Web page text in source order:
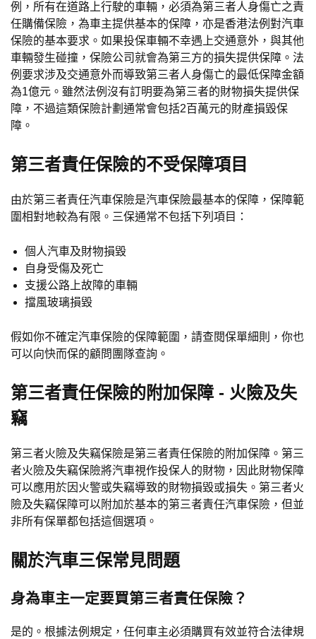
例，所有在道路上行駛的車輛，必須為第三者人身傷亡之責
任購備保險，為車主提供基本的保障，亦是香港法例對汽車
保險的基本要求。如果投保車輛不幸遇上交通意外，與其他
車輛發生碰撞，保險公司就會為第三方的損失提供保障。法
例要求涉及交通意外而導致第三者人身傷亡的最低保障金額
為1億元。雖然法例沒有訂明要為第三者的財物損失提供保
障，不過這類保險計劃通常會包括2百萬元的財產損毀保
障。
第三者責任保險的不受保障項目
由於第三者責任汽車保險是汽車保險最基本的保障，保障範
圍相對地較為有限。三保通常不包括下列項目：
個人汽車及財物損毀
自身受傷及死亡
支援公路上故障的車輛
擋風玻璃損毀
假如你不確定汽車保險的保障範圍，請查閱保單細則，你也
可以向快而保的顧問團隊查詢。
第三者責任保險的附加保障 - 火險及失
竊
第三者火險及失竊保險是第三者責任保險的附加保障。第三
者火險及失竊保險將汽車視作投保人的財物，因此財物保障
可以應用於因火警或失竊導致的財物損毀或損失。第三者火
險及失竊保障可以附加於基本的第三者責任汽車保險，但並
非所有保單都包括這個選項。
關於汽車三保常見問題
身為車主一定要買第三者責任保險？
是的。根據法例規定，任何車主必須購買有效並符合法律規